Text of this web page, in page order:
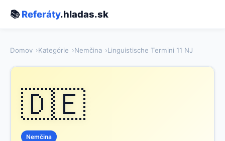
📚Referáty.hladas.sk
Domov Kategórie Nemčina Linguistische Termini 11 NJ
🇩🇪
Nemčina